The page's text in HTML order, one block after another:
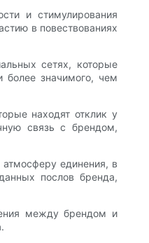
и стимулирования
в повествованиях
сетях, которые
более значимого, чем
находят отклик у
связь с брендом,
единения, в
послов бренда,
между брендом и